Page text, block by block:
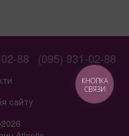
88 (095) 931-02-88
сайту
КНОПКА
СВЯЗИ